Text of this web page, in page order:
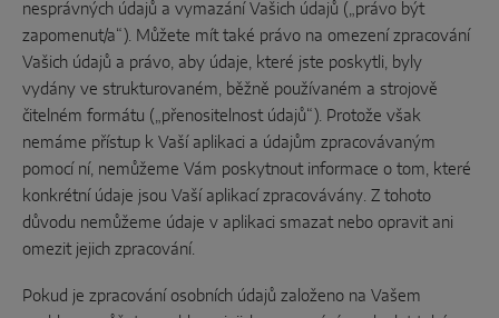
nesprávných údajů a vymazání Vašich údajů („právo být
zapomenut/a“). Můžete mít také právo na omezení zpracování
Vašich údajů a právo, aby údaje, které jste poskytli, byly
vydány ve strukturovaném, běžně používaném a strojově
čitelném formátu („přenositelnost údajů“). Protože však
nemáme přístup k Vaší aplikaci a údajům zpracovávaným
pomocí ní, nemůžeme Vám poskytnout informace o tom, které
konkrétní údaje jsou Vaší aplikací zpracovávány. Z tohoto
důvodu nemůžeme údaje v aplikaci smazat nebo opravit ani
omezit jejich zpracování.
Pokud je zpracování osobních údajů založeno na Vašem